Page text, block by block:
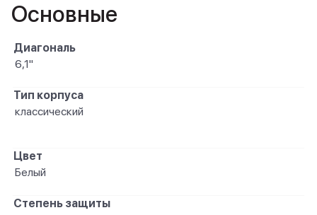
Основные
Диагональ
6,1"
Тип корпуса
классический
Цвет
Белый
Степень защиты